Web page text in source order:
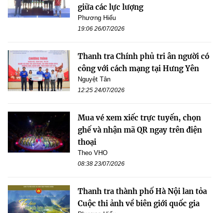
giữa các lực lượng
Phương Hiếu
19:06 26/07/2026
Thanh tra Chính phủ tri ân người có
công với cách mạng tại Hưng Yên
Nguyệt Tân
12:25 24/07/2026
Mua vé xem xiếc trực tuyến, chọn
ghế và nhận mã QR ngay trên điện
thoại
Theo VHO
08:38 23/07/2026
Thanh tra thành phố Hà Nội lan tỏa
Cuộc thi ảnh về biên giới quốc gia